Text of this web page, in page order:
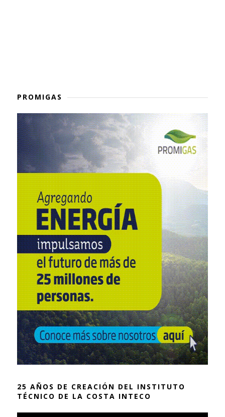
PROMIGAS
25 AÑOS DE CREACIÓN DEL INSTITUTO
TÉCNICO DE LA COSTA INTECO